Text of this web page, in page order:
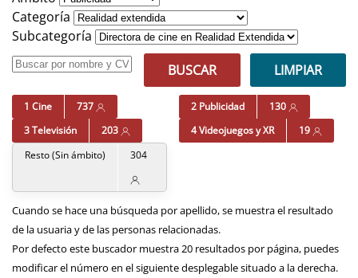
Categoría
Subcategoría
BUSCAR
LIMPIAR
1 Cine 737 2 Publicidad
130
3 Televisión
203 4 Videojuegos y XR
19
Resto (Sin ámbito)
304
Cuando se hace una búsqueda por apellido, se muestra el resultado
de la usuaria y de las personas relacionadas.
Por defecto este buscador muestra 20 resultados por página, puedes
modificar el número en el siguiente desplegable situado a la derecha.